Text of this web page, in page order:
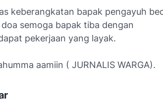
keberangkatan bapak pengayuh
semoga bapak tiba dengan
pekerjaan yang layak.
aamiin ( JURNALIS WARGA).